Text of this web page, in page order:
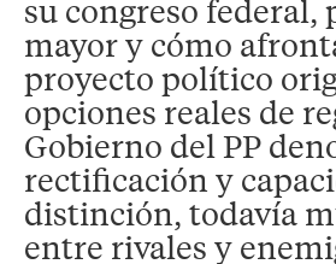
su congreso federal,
mayor y cómo
proyecto político
opciones reales de
Gobierno del PP
rectificación y
distinción, todavía
entre rivales y